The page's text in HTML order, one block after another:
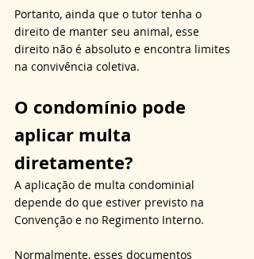
Portanto, ainda que o tutor tenha o
direito de manter seu animal, esse
direito não é absoluto e encontra limites
na convivência coletiva.
O condomínio pode
aplicar multa
diretamente?
A aplicação de multa condominial
depende do que estiver previsto na
Convenção e no Regimento Interno.
Normalmente, esses documentos